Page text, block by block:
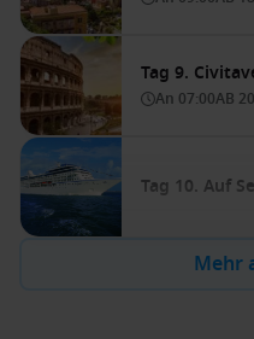
Tag 9.
An 07:00AB
Tag 10. Auf
Mehr